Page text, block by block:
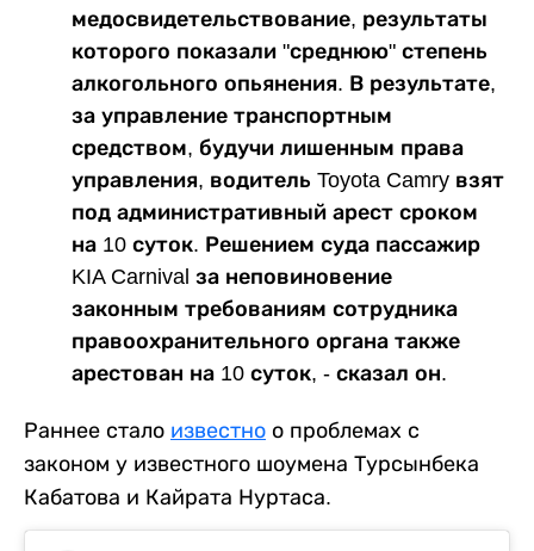
медосвидетельствование, результаты
которого показали "среднюю" степень
алкогольного опьянения. В результате,
за управление транспортным
средством, будучи лишенным права
управления, водитель Toyota Camry взят
под административный арест сроком
на 10 суток. Решением суда пассажир
KIA Carnival за неповиновение
законным требованиям сотрудника
правоохранительного органа также
арестован на 10 суток, - сказал он.
Раннее стало известно о проблемах с
законом у известного шоумена Турсынбека
Кабатова и Кайрата Нуртаса.